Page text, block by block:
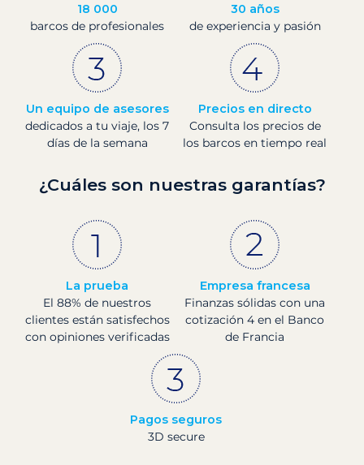
18 000
barcos de profesionales
30 años
de experiencia y pasión
Un equipo de asesores
dedicados a tu viaje, los 7
días de la semana
Precios en directo
Consulta los precios de
los barcos en tiempo real
¿Cuáles son nuestras garantías?
La prueba
El 88% de nuestros
clientes están satisfechos
con opiniones verificadas
Empresa francesa
Finanzas sólidas con una
cotización 4 en el Banco
de Francia
Pagos seguros
3D secure